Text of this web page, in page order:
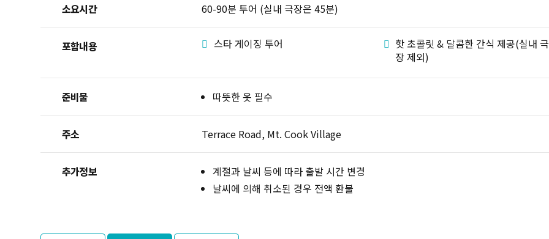
소요시간 60-90분 투어 (실내 극장은 45분)
포함내용 스타 게이징 투어
핫 초콜릿 & 달콤한 간식 제공(실내 극
장 제외)
준비물 따뜻한 옷 필수
주소 Terrace Road, Mt. Cook Village
추가정보
계절과 날씨 등에 따라 출발 시간 변경
날씨에 의해 취소된 경우 전액 환불